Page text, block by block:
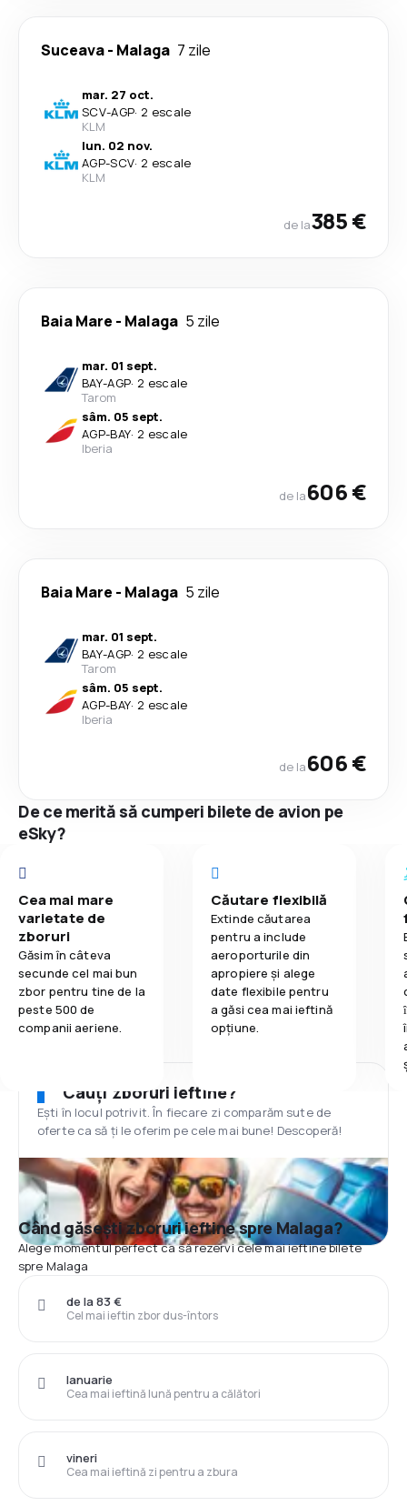
Suceava- Malaga 7 zile
mar. 27 oct.
SCV-AGP· 2 escale
KLM
lun. 02 nov.
AGP-SCV· 2 escale
KLM
de la385 €
Baia Mare - Malaga 5 zile
mar. 01 sept.
BAY-AGP· 2 escale
Tarom
sâm. 05 sept.
AGP-BAY· 2 escale
Iberia
de la606 €
Baia Mare - Malaga 5 zile
mar. 01 sept.
BAY-AGP· 2 escale
Tarom
sâm. 05 sept.
AGP-BAY· 2 escale
Iberia
de la606 €
De ce merită să cumperi bilete de avion pe
eSky?
Cea mai mare
varietate de
zboruri
Găsim în câteva
secunde cel mai bun
zbor pentru tine de la
peste 500 de
companii aeriene.
Căutare flexibilă
Extinde căutarea
pentru a include
aeroporturile din
apropiere și alege
date flexibile pentru
a găsi cea mai ieftină
opțiune.
Cauți zboruri ieftine?
Ești în locul potrivit. În fiecare zi comparăm sute de
oferte ca să ți le oferim pe cele mai bune! Descoperă!
Când găsești zboruri ieftine spre Malaga?
Alege momentul perfect ca să rezervi cele mai ieftine bilete
spre Malaga
Cel mai ieftin zbor dus-întors
de la 83 €
Cea mai ieftină lună pentru a călători
Ianuarie
Cea mai ieftină zi pentru a zbura
vineri